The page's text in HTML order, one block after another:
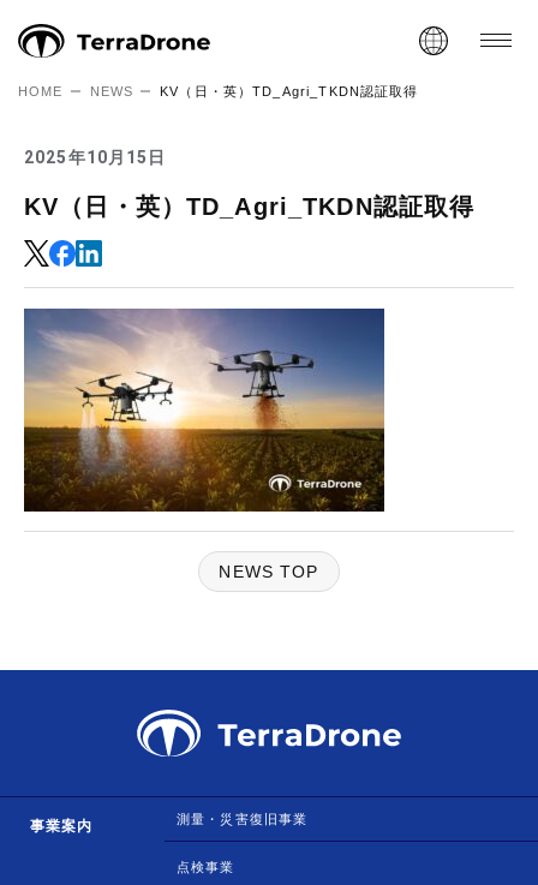
HOME NEWS KV（日・英）TD_Agri_TKDN認証取得
2025年10月15日
KV（日・英）TD_Agri_TKDN認証取得
NEWS TOP
事業案内 測量・災害復旧事業
点検事業